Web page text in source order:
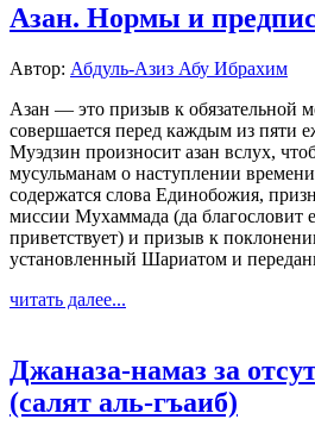
Азан. Нормы и
Автор: Абдуль-Азиз Абу Ибрахим
Азан — это призыв к обязательной
совершается перед каждым из пяти
Муэдзин произносит азан вслух,
мусульманам о наступлении
содержатся слова Единобожия,
миссии Мухаммада (да благословит
приветствует) и призыв к
установленный Шариатом и
читать далее...
Джаназа-намаз за
(салят аль-гъаиб)